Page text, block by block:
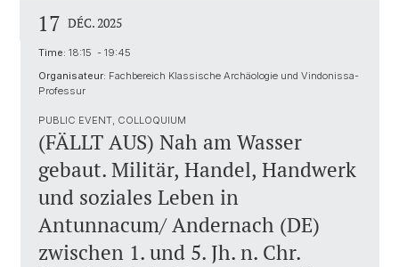
17 DÉC. 2025
Time: 18:15 - 19:45
Organisateur: Fachbereich Klassische Archäologie und Vindonissa-
Professur
PUBLIC EVENT, COLLOQUIUM
(FÄLLT AUS) Nah am Wasser
gebaut. Militär, Handel, Handwerk
und soziales Leben in
Antunnacum/ Andernach (DE)
zwischen 1. und 5. Jh. n. Chr.